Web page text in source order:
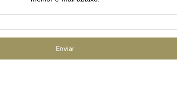
primeira sessão e a redução dos pelos
avança.
corpo livre de pelos irá realçar a